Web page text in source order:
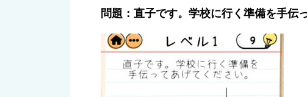
ブレインテスト2の 「脱獄」攻略まとめ
「ブレインテスト2」の『脱獄』レベル